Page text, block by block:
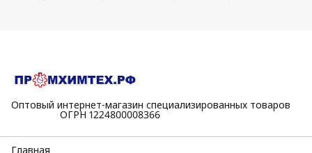
Оптовый интернет-магазин специализированных товаров
⠀⠀⠀⠀⠀⠀⠀ОГРН 1224800008366
Главная